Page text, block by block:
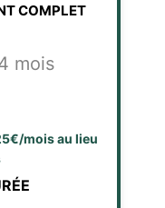
COMPLET
mois
mois au lieu